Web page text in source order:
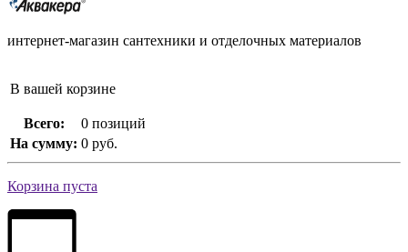
интернет-магазин сантехники и отделочных материалов
В вашей корзине
Всего:
0 позиций
На сумму: 0 руб.
Корзина пуста